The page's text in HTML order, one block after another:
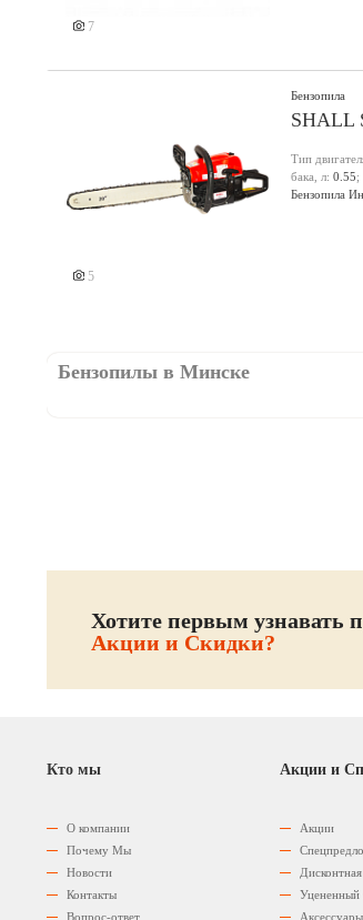
7
5
Бензопила
SHALL
Тип
бака, л: 0.55;
Бензопила
Бензопилы в Минске
Хотите первым узнавать
Акции и Скидки?
Кто мы
О компании
Почему Мы
Новости
Контакты
Вопрос-ответ
Акции и
Акции
Уцененный
Аксессуары